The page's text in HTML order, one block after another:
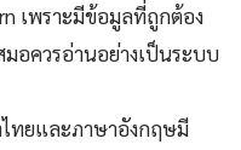
เพราะมีข้อมูลที่ถูกต้อง
อควรอ่านอย่างเป็นระบบ
ทยและภาษาอังกฤษมี